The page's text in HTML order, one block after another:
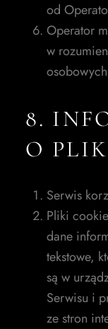
od
Operator
w
osobowych
8.
O
Serwis
Pliki
dane
tekstowe,
są w
Serwisu i
ze stron